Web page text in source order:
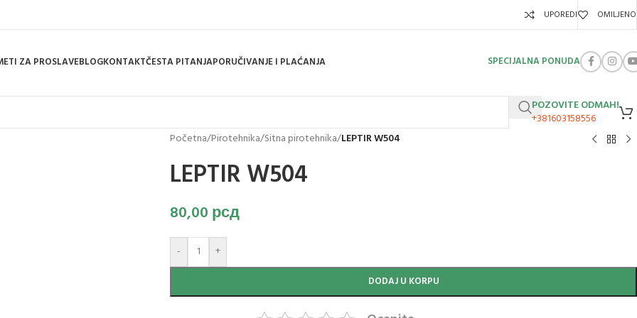
UPOREDI OMILJENO
ZA PROSLAVEBLOGKONTAKTČESTA PITANJAPORUČIVANJE I PLAĆANJA SPECIJALNA PONUDA
POZOVITE ODMAH!
+381603158556
Početna/Pirotehnika/Sitna pirotehnika/LEPTIR W504
LEPTIR W504
80,00 рсд
- +
DODAJ U KORPU